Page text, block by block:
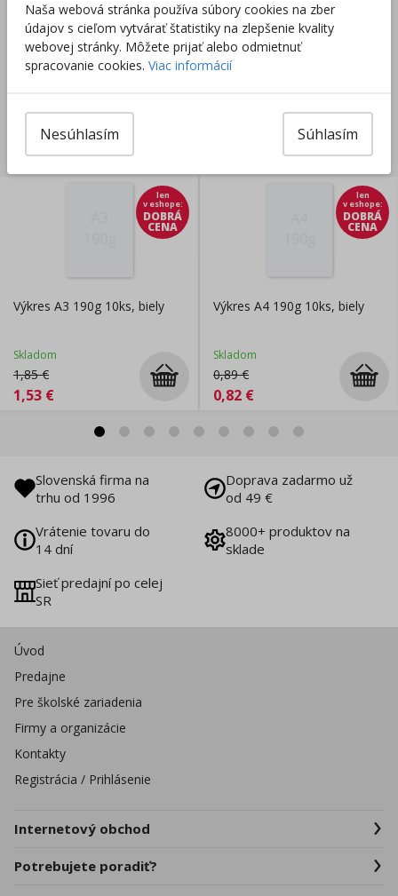
Zobraziť dostupnosť v predajniach
Výrobca/Distribútor
len
v eshope:
DOBRÁ
CENA
Výkres A3 190g 10ks, biely
Skladom
1,85€
1,53 €
len
v eshope:
DOBRÁ
CENA
Výkres A4 190g 10ks, biely
Skladom
0,89€
0,82 €
Slovenská firma na
trhu od 1996
Doprava zadarmo už
od 49 €
Vrátenie tovaru do
14 dní
8000+ produktov na
sklade
Sieť predajní po celej
SR
Úvod
Predajne
Pre školské zariadenia
Firmy a organizácie
Kontakty
Registrácia / Prihlásenie
Internetový obchod
Potrebujete poradiť?
Naša webová stránka používa súbory cookies na zber
údajov s cieľom vytvárať štatistiky na zlepšenie kvality
webovej stránky. Môžete prijať alebo odmietnuť
spracovanie cookies. Viac informácií
Súhlasím
Nesúhlasím